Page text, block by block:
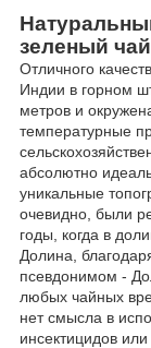
зеленый чай
Отличного
Индии в горном
метров и
температурные
абсолютно
уникальные
очевидно, были
годы, когда в
Долина,
псевдонимом -
любых чайных
нет смысла в
инсектицидов